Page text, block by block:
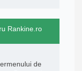
Rankine.ro
de